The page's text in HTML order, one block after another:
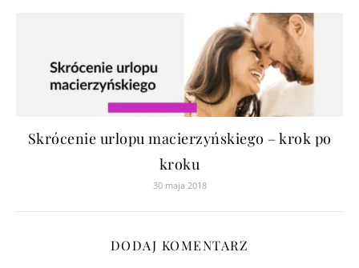
Skrócenie urlopu macierzyńskiego – krok po
kroku
30 maja 2018
DODAJ KOMENTARZ